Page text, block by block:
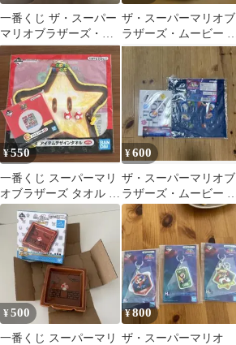
一番くじ ザ・スーパー
マリオブラザーズ・ム
ービー H賞 2種
ザ・スーパーマリオブ
ラザーズ・ムービー キ
ノコ クッション
¥550
一番くじ スーパーマリ
オブラザーズ タオル 小
皿 +おまけ
¥600
ザ・スーパーマリオブ
ラザーズ・ムービー 一
番くじ 2点セット
¥500
一番くじ スーパーマリ
¥800
ザ・スーパーマリオ